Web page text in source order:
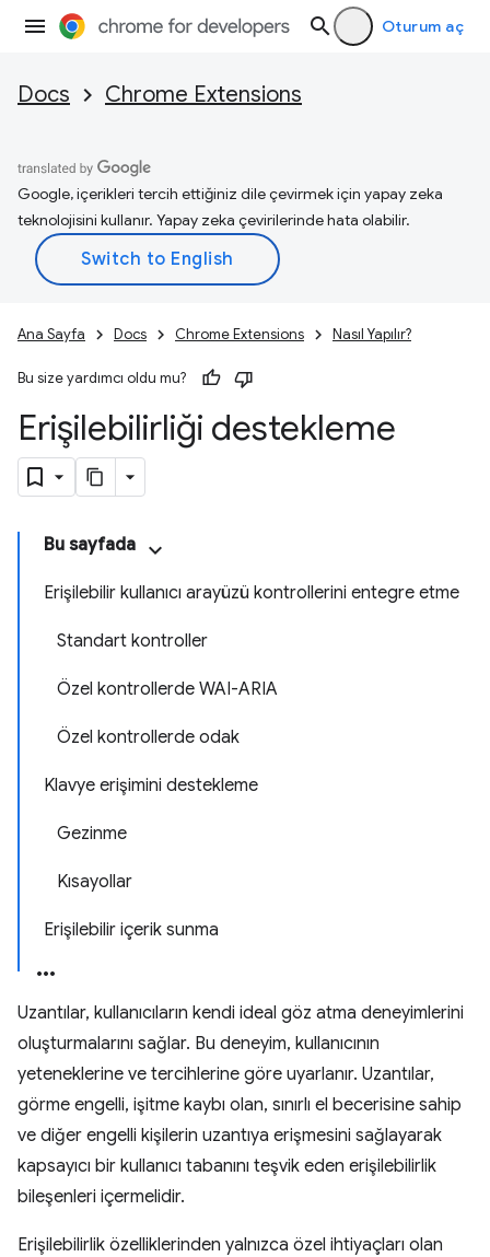
Oturum aç
Docs Chrome Extensions
Google, içerikleri tercih ettiğiniz dile çevirmek için yapay zeka
teknolojisini kullanır. Yapay zeka çevirilerinde hata olabilir.
Ana Sayfa Docs Chrome Extensions Nasıl Yapılır?
Bu size yardımcı oldu mu?
Erişilebilirliği destekleme
Bu sayfada
Erişilebilir kullanıcı arayüzü kontrollerini entegre etme
Standart kontroller
Özel kontrollerde WAI-ARIA
Özel kontrollerde odak
Klavye erişimini destekleme
Gezinme
Kısayollar
Erişilebilir içerik sunma
Uzantılar, kullanıcıların kendi ideal göz atma deneyimlerini
oluşturmalarını sağlar. Bu deneyim, kullanıcının
yeteneklerine ve tercihlerine göre uyarlanır. Uzantılar,
görme engelli, işitme kaybı olan, sınırlı el becerisine sahip
ve diğer engelli kişilerin uzantıya erişmesini sağlayarak
kapsayıcı bir kullanıcı tabanını teşvik eden erişilebilirlik
bileşenleri içermelidir.
Erişilebilirlik özelliklerinden yalnızca özel ihtiyaçları olan